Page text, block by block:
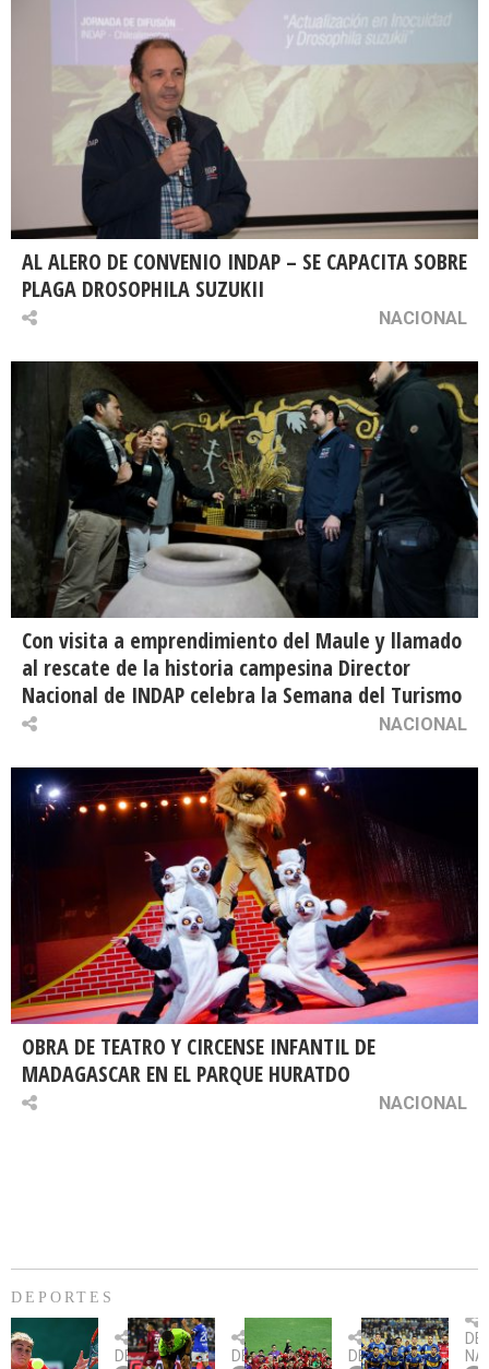
AL ALERO DE CONVENIO INDAP – SE CAPACITA SOBRE
PLAGA DROSOPHILA SUZUKII
NACIONAL
Con visita a emprendimiento del Maule y llamado
al rescate de la historia campesina Director
Nacional de INDAP celebra la Semana del Turismo
NACIONAL
OBRA DE TEATRO Y CIRCENSE INFANTIL DE
MADAGASCAR EN EL PARQUE HURATDO
NACIONAL
DEPORTES
Billie
Jean
DEPORTES
U.
Católica
DEPORTES
Copa
Sudamericana:
DEPORTES